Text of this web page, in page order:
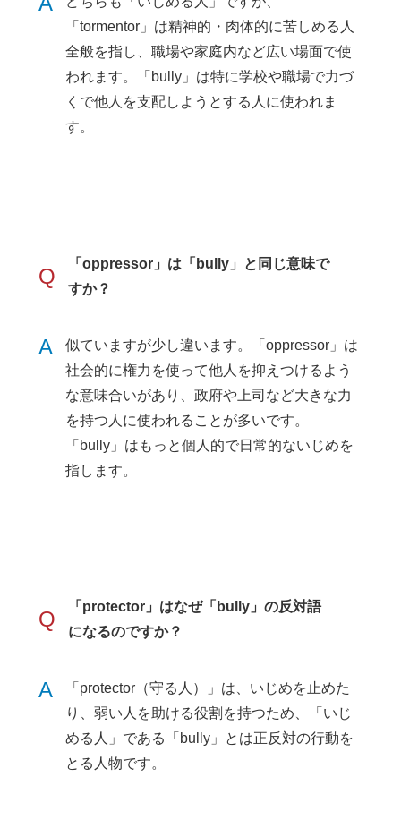
「tormentor」は精神的・肉体的に苦しめる人
全般を指し、職場や家庭内など広い場面で使
われます。「bully」は特に学校や職場で力づ
くで他人を支配しようとする人に使われま
す。
Q
「oppressor」は「bully」と同じ意味で
すか？
A
似ていますが少し違います。「oppressor」は
社会的に権力を使って他人を抑えつけるよう
な意味合いがあり、政府や上司など大きな力
を持つ人に使われることが多いです。
「bully」はもっと個人的で日常的ないじめを
指します。
Q
「protector」はなぜ「bully」の反対語
になるのですか？
A
「protector（守る人）」は、いじめを止めた
り、弱い人を助ける役割を持つため、「いじ
める人」である「bully」とは正反対の行動を
とる人物です。